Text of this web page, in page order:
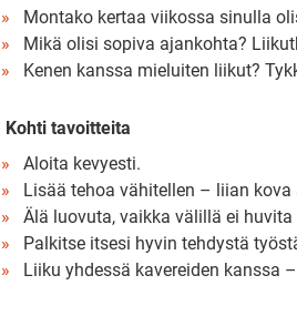
Montako kertaa viikossa sinulla
Mikä olisi sopiva ajankohta?
Kenen kanssa mieluiten liikut?
Kohti tavoitteita
Aloita kevyesti.
Lisää tehoa vähitellen – liian
Älä luovuta, vaikka välillä ei
Palkitse itsesi hyvin tehdystä
Liiku yhdessä kavereiden kanssa